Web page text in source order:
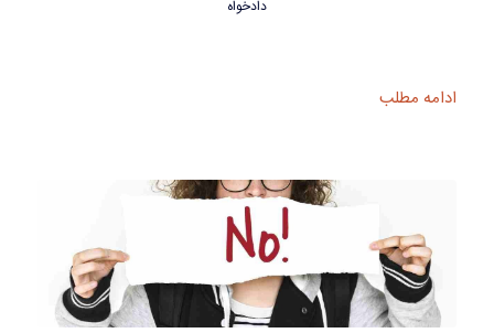
دادخواه
ادامه مطلب